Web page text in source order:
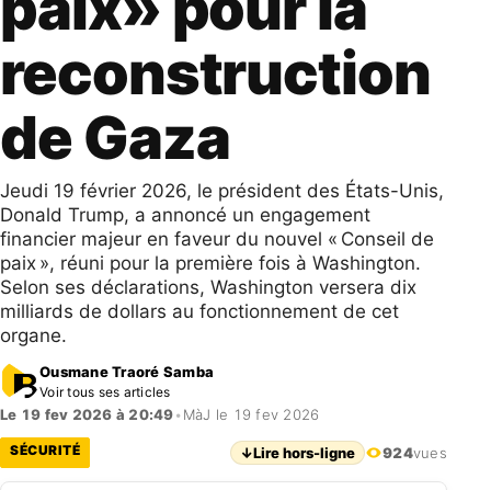
reconstruction
de Gaza
Jeudi 19 février 2026, le président des États-Unis,
Donald Trump, a annoncé un engagement
financier majeur en faveur du nouvel « Conseil de
paix », réuni pour la première fois à Washington.
Selon ses déclarations, Washington versera dix
milliards de dollars au fonctionnement de cet
organe.
Ousmane Traoré Samba
Voir tous ses articles
Le 19 fev 2026 à 20:49• MàJ le 19 fev 2026
SÉCURITÉ ↓Lire hors-ligne 924vues